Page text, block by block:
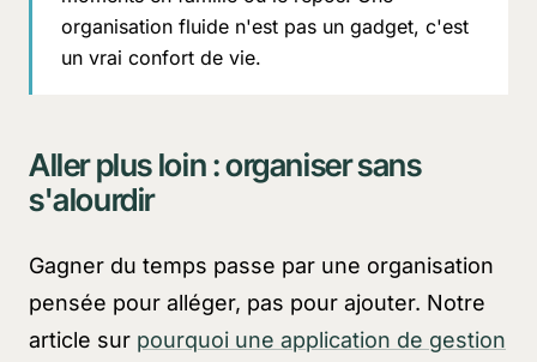
organisation fluide n'est pas un gadget, c'est
un vrai confort de vie.
Aller plus loin : organiser sans
s'alourdir
Gagner du temps passe par une organisation
pensée pour alléger, pas pour ajouter. Notre
article sur pourquoi une application de gestion